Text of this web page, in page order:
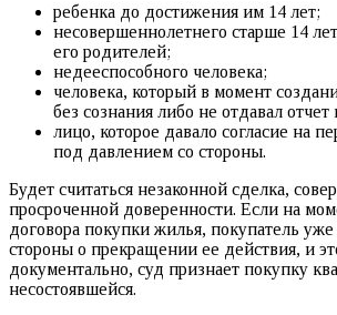
ребенка до достижения им 14 лет;
несовершеннолетнего старше 14
его родителей;
недееспособного человека;
человека, который в момент
без сознания либо не отдавал отчет
лицо, которое давало согласие на
под давлением со стороны.
Будет считаться незаконной сделка,
просроченной доверенности. Если на
договора покупки жилья, покупатель
стороны о прекращении ее действия, и
документально, суд признает покупку
несостоявшейся.